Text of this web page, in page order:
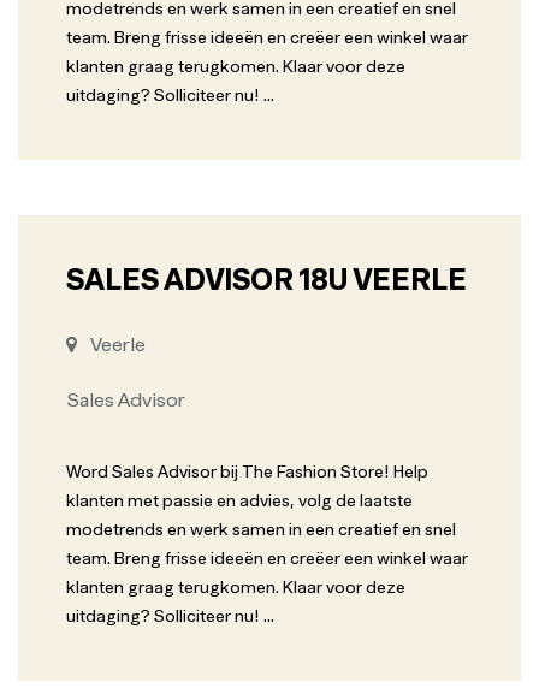
modetrends en werk samen in een creatief en snel
team. Breng frisse ideeën en creëer een winkel waar
klanten graag terugkomen. Klaar voor deze
uitdaging? Solliciteer nu! ...
SALES ADVISOR 18U VEERLE
Veerle
Sales Advisor
Word Sales Advisor bij The Fashion Store! Help
klanten met passie en advies, volg de laatste
modetrends en werk samen in een creatief en snel
team. Breng frisse ideeën en creëer een winkel waar
klanten graag terugkomen. Klaar voor deze
uitdaging? Solliciteer nu! ...